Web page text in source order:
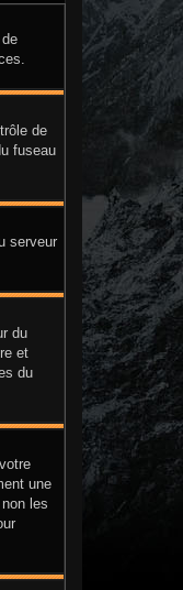
de
fuseau
serveur
du
et
du
une
les